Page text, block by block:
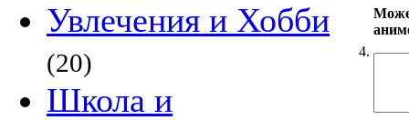
Увлечения и Хобби
(20)
Школа и
4.